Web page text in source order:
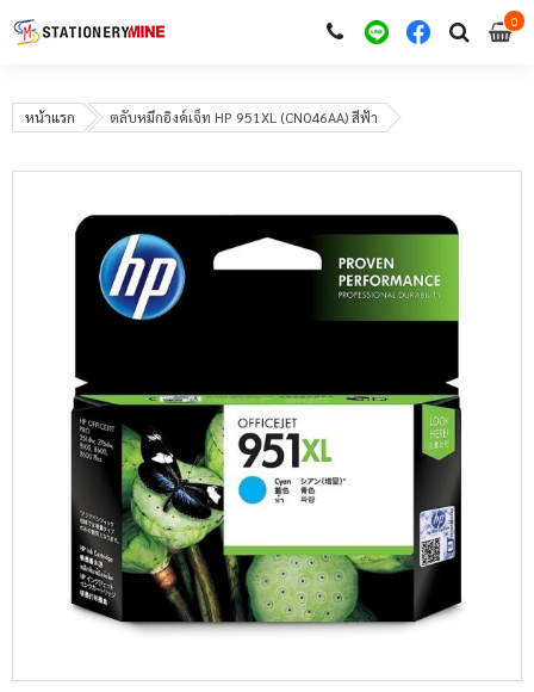
00
หน้าแรก ตลับหมึกอิงค์เจ็ท HP 951XL (CN046AA) สีฟ้า